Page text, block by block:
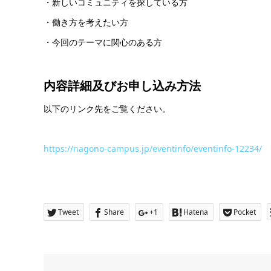
・働き方を考えたい方
・今回のテーマに関心のある方
内容詳細及びお申し込み方法
以下のリンク先をご覧ください。
https://nagono-campus.jp/eventinfo/eventinfo-12234/
Tweet Share +1 Hatena Pocket